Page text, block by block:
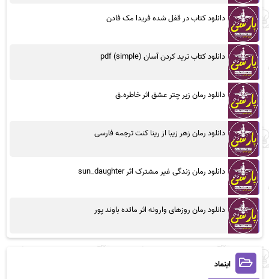
دانلود کتاب در قفل شده فریدا مک فادن
دانلود کتاب ترید کردن آسان (simple) pdf
دانلود رمان زیر چتر عشق اثر خاطره.ق
دانلود رمان زهر زیبا از رینا کنت ترجمه فارسی
دانلود رمان زندگی غیر مشترک اثر sun_daughter
دانلود رمان روزهای وارونه اثر مائده باوند پور
اینماد